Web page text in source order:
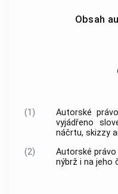
Obsah
(1)
Autorské
vyjádřeno
náčrtu, skizzy
(2)
Autorské
nýbrž i na jeho